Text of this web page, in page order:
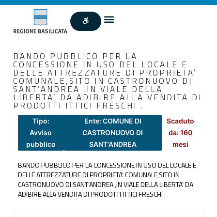
BANDO PUBBLICO PER LA
CONCESSIONE IN USO DEL LOCALE E
DELLE ATTREZZATURE DI PROPRIETA’
COMUNALE,SITO IN CASTRONUOVO DI
SANT’ANDREA ,IN VIALE DELLA
LIBERTA’ DA ADIBIRE ALLA VENDITA DI
PRODOTTI ITTICI FRESCHI .
Tipo:
Avviso
pubblico
Ente: COMUNE DI
CASTRONUOVO DI
SANT'ANDREA
Scaduto
da: 160
mesi
BANDO PUBBLICO PER LA CONCESSIONE IN USO DEL LOCALE E
DELLE ATTREZZATURE DI PROPRIETA’ COMUNALE,SITO IN
CASTRONUOVO DI SANT’ANDREA ,IN VIALE DELLA LIBERTA’ DA
ADIBIRE ALLA VENDITA DI PRODOTTI ITTICI FRESCHI .